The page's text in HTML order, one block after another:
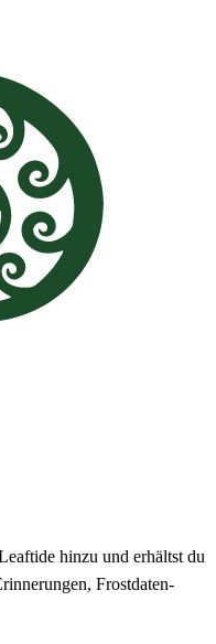
hinzu und erhältst du
Frostdaten-